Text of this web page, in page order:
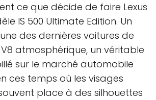
ce que décide de faire Lexus
IS 500 Ultimate Edition. Un
des dernières voitures de
atmosphérique, un véritable
sur le marché automobile
ces temps où les visages
place à des silhouettes